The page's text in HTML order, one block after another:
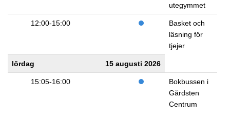
utegymmet
12:00-15:00
Basket och
läsning för
tjejer
lördag 15 augusti 2026
15:05-16:00
Bokbussen i
Gårdsten
Centrum